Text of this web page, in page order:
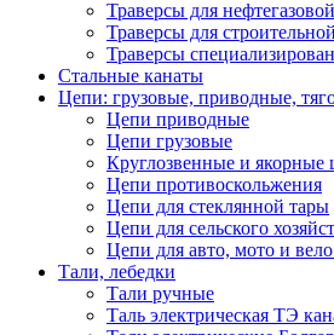
Траверсы для
Траверсы для
Траверсы
Стальные канаты
Цепи: грузовые, приводные,
Цепи приводные
Цепи грузовые
Круглозвенные и якорные
Цепи противоскольжения
Цепи для стеклянной тары
Цепи для сельского
Цепи для авто, мото и
Тали, лебедки
Тали ручные
Таль электрическая ТЭ